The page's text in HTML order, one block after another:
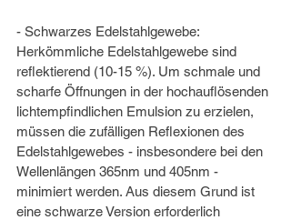
- Schwarzes Edelstahlgewebe:
Herkömmliche Edelstahlgewebe sind
reflektierend (10-15 %). Um schmale und
scharfe Öffnungen in der hochauflösenden
lichtempfindlichen Emulsion zu erzielen,
müssen die zufälligen Reflexionen des
Edelstahlgewebes - insbesondere bei den
Wellenlängen 365nm und 405nm -
minimiert werden. Aus diesem Grund ist
eine schwarze Version erforderlich